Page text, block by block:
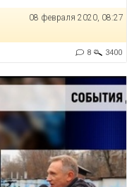
08 февраля 2020, 08:27
8 3400